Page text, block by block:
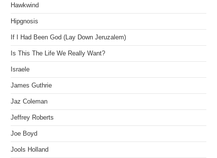
Hawkwind
Hipgnosis
If I Had Been God (Lay Down Jeruzalem)
Is This The Life We Really Want?
Israele
James Guthrie
Jaz Coleman
Jeffrey Roberts
Joe Boyd
Jools Holland